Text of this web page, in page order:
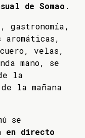
de Somao .
gastronomía,
velas,
mano, se
la
la mañana
se
en directo